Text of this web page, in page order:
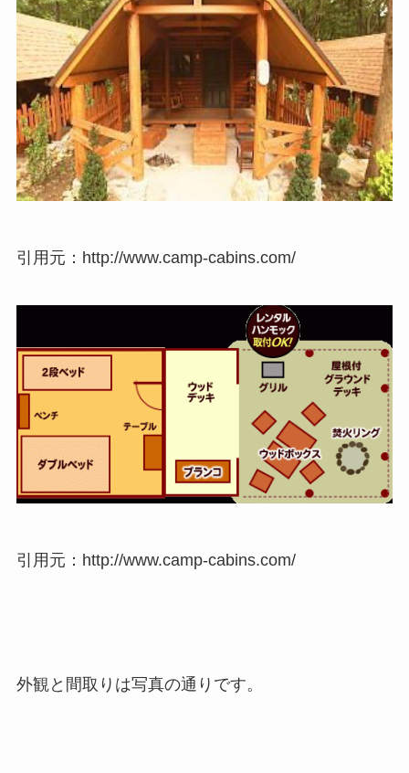
引用元：http://www.camp-cabins.com/
引用元：http://www.camp-cabins.com/
外観と間取りは写真の通りです。